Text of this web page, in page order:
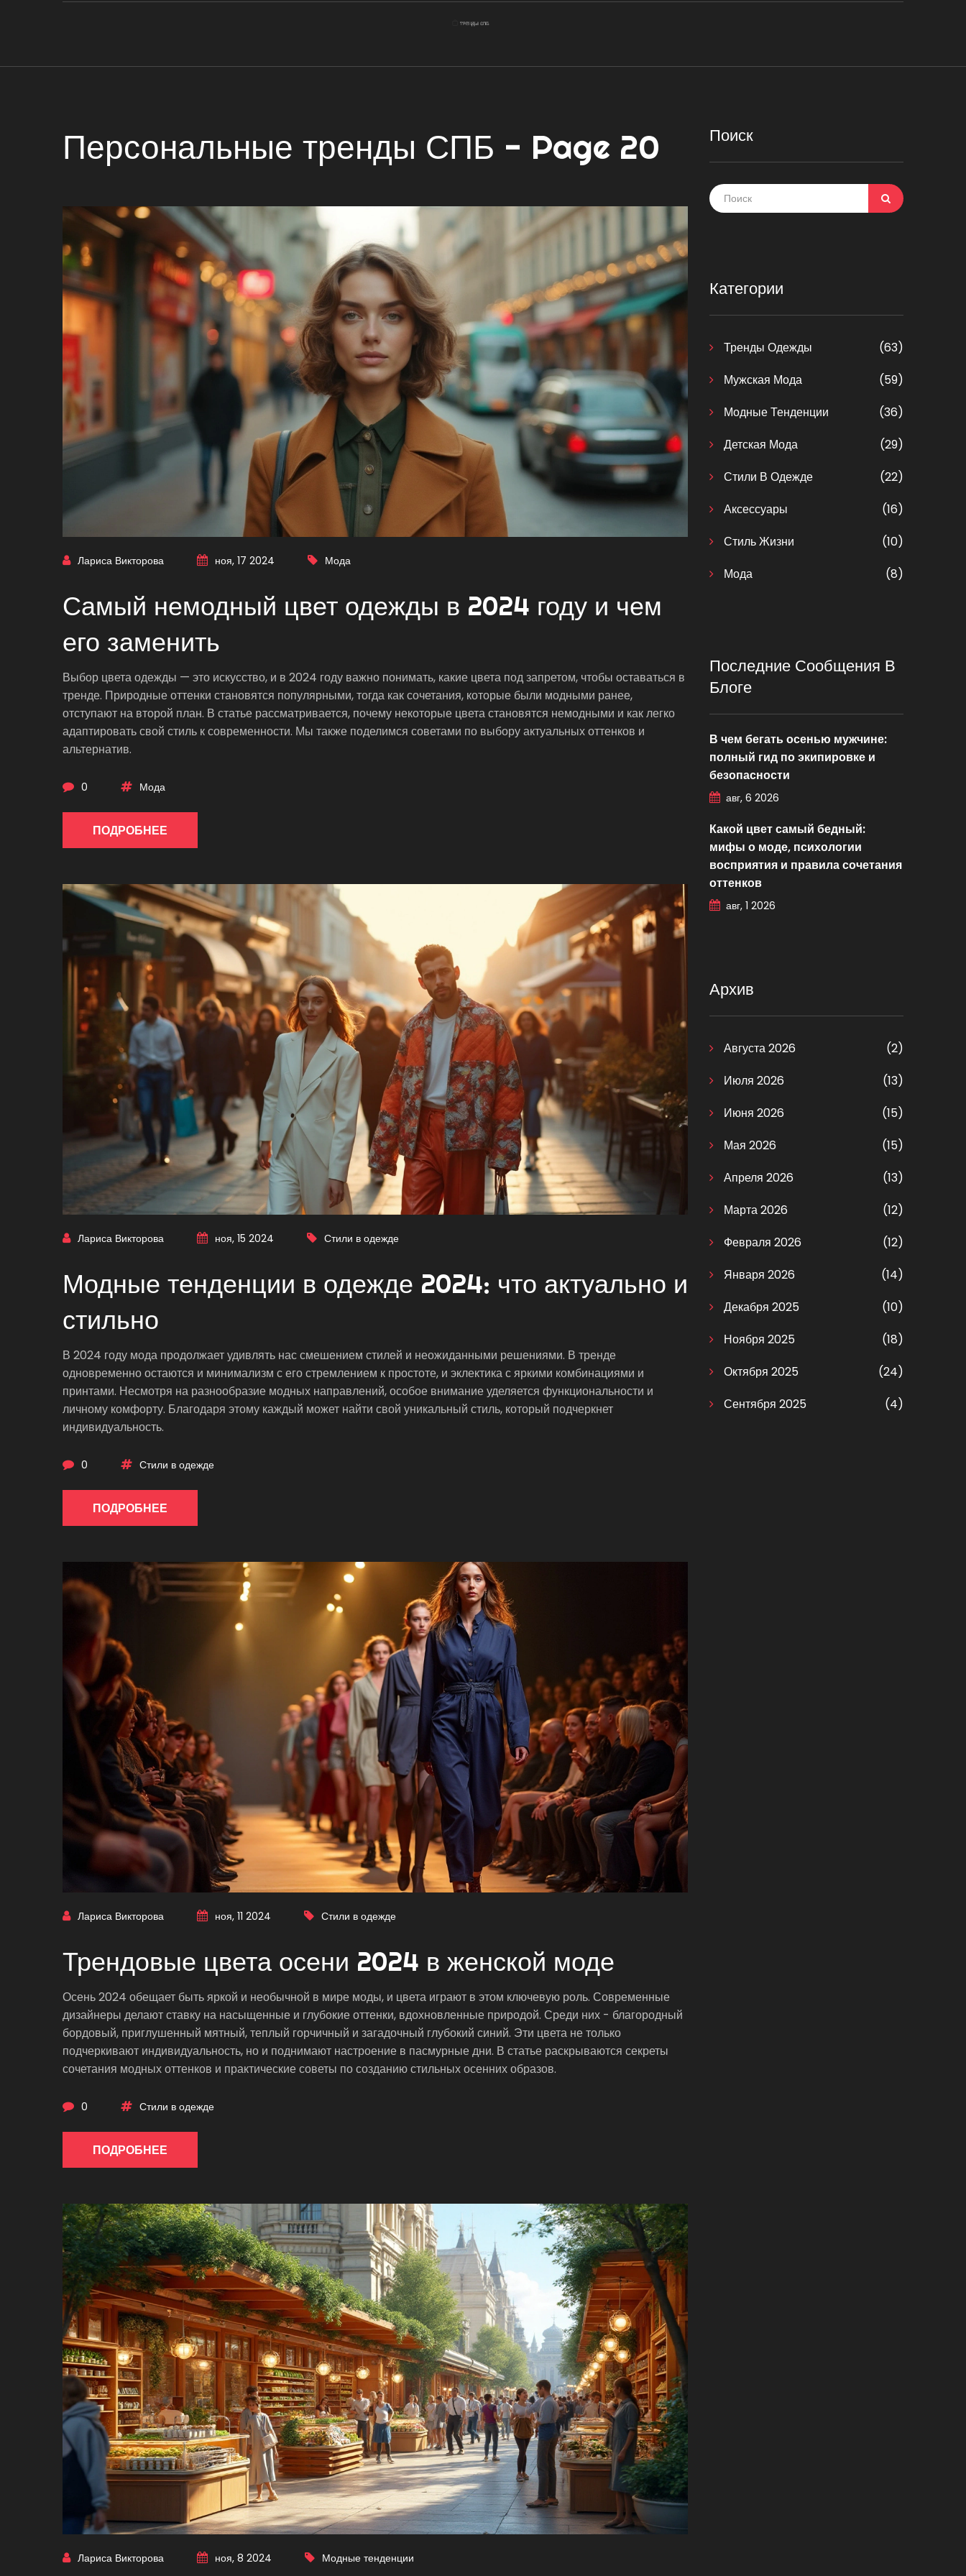
Персональные тренды СПБ - Page 20
Лариса Викторова ноя, 17 2024 Мода
Самый немодный цвет одежды в 2024 году и чем
его заменить
Выбор цвета одежды — это искусство, и в 2024 году важно понимать, какие цвета под запретом, чтобы оставаться в
тренде. Природные оттенки становятся популярными, тогда как сочетания, которые были модными ранее,
отступают на второй план. В статье рассматривается, почему некоторые цвета становятся немодными и как легко
адаптировать свой стиль к современности. Мы также поделимся советами по выбору актуальных оттенков и
альтернатив.
0 Мода
ПОДРОБНЕЕ
Лариса Викторова ноя, 15 2024 Стили в одежде
Модные тенденции в одежде 2024: что актуально и
стильно
В 2024 году мода продолжает удивлять нас смешением стилей и неожиданными решениями. В тренде
одновременно остаются и минимализм с его стремлением к простоте, и эклектика с яркими комбинациями и
принтами. Несмотря на разнообразие модных направлений, особое внимание уделяется функциональности и
личному комфорту. Благодаря этому каждый может найти свой уникальный стиль, который подчеркнет
индивидуальность.
0 Стили в одежде
ПОДРОБНЕЕ
Лариса Викторова ноя, 11 2024 Стили в одежде
Трендовые цвета осени 2024 в женской моде
Осень 2024 обещает быть яркой и необычной в мире моды, и цвета играют в этом ключевую роль. Современные
дизайнеры делают ставку на насыщенные и глубокие оттенки, вдохновленные природой. Среди них - благородный
бордовый, приглушенный мятный, теплый горчичный и загадочный глубокий синий. Эти цвета не только
подчеркивают индивидуальность, но и поднимают настроение в пасмурные дни. В статье раскрываются секреты
сочетания модных оттенков и практические советы по созданию стильных осенних образов.
0 Стили в одежде
ПОДРОБНЕЕ
Лариса Викторова ноя, 8 2024 Модные тенденции
Поиск
Категории
Тренды Одежды
(63)
Мужская Мода
(59)
Модные Тенденции
(36)
Детская Мода
(29)
Стили В Одежде
(22)
Аксессуары
(16)
Стиль Жизни
(10)
Мода
(8)
Последние Сообщения В
Блоге
В чем бегать осенью мужчине:
полный гид по экипировке и
безопасности
авг, 6 2026
Какой цвет самый бедный:
мифы о моде, психологии
восприятия и правила сочетания
оттенков
авг, 1 2026
Архив
Августа 2026
(2)
Июля 2026
(13)
Июня 2026
(15)
Мая 2026
(15)
Апреля 2026
(13)
Марта 2026
(12)
Февраля 2026
(12)
Января 2026
(14)
Декабря 2025
(10)
Ноября 2025
(18)
Октября 2025
(24)
Сентября 2025
(4)